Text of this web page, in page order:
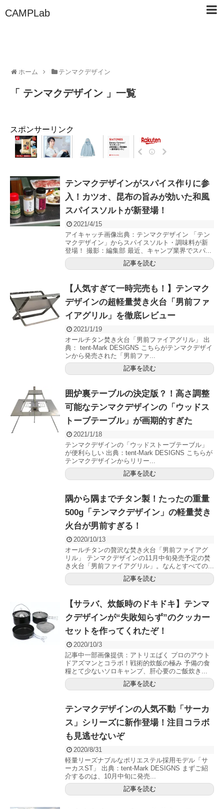
CAMPLab
ホーム テンマクデザイン
「 テンマクデザイン 」一覧
スポンサーリンク
テンマクデザインがスパイス作りに参
入！カツオ、昆布の旨みが効いた和風
スパイスソルトが新登場！
2021/4/15
アイキャッチ画像出典：テンマクデザイン 「テン
マクデザイン」からスパイスソルト・調味料が新
登場！ 撮影：編集部 最近、キャンプ業界でスパ...
記事を読む
【人気すぎて一時完売も！】テンマク
デザインの超軽量焚き火台「男前ファ
イアグリル」を徹底レビュー
2021/1/19
オールチタン焚き火台「男前ファイアグリル」 出
典： tent-Mark DESIGNS こちらがテンマクデザイ
ンから発売された「男前ファ...
記事を読む
囲炉裏テーブルの決定版？！高さ調整
可能なテンマクデザインの「ウッドス
トーブテーブル」が画期的すぎた
2021/1/18
テンマクデザインの「ウッドストーブテーブル」
が便利らしい 出典：tent-Mark DESIGNS こちらが
テンマクデザインからリリー...
記事を読む
隅から隅までチタン製！たったの重量
500g「テンマクデザイン」の軽量焚き
火台が男前すぎる！
2020/10/13
オールチタンの贅沢な焚き火台「男前ファイアグ
リル」 テンマクデザインの11月中旬発売予定の焚
き火台「男前ファイアグリル」。なんとすべての...
記事を読む
【サラバ、炊飯時のドキドキ】テンマ
クデザインが“失敗知らず”のクッカー
セットを作ってくれたぞ！
2020/10/3
記事中一部画像提供：アトリエばく プロのアウト
ドアズマンとコラボ！戦術的炊飯の極み 予備の食
糧とて少ないソロキャンプ、肝心要のご飯炊き...
記事を読む
テンマクデザインの人気不動「サーカ
ス」シリーズに新作登場！注目コラボ
も見逃せないぞ
2020/8/31
軽量リーズナブルなポリエステル採用モデル「サ
ーカスST」 出典：tent-Mark DESIGNS まずご紹
介するのは、10月中旬に発売...
記事を読む